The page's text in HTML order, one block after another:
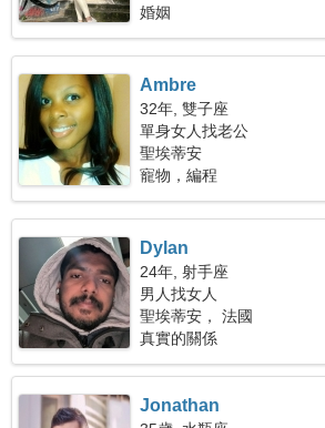
婚姻
Ambre
32年, 雙子座
單身女人找老公
聖埃蒂安
寵物，編程
Dylan
24年, 射手座
男人找女人
聖埃蒂安， 法國
真實的關係
Jonathan